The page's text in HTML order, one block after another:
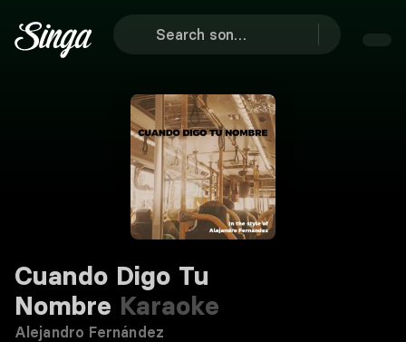
Cuando Digo Tu
Nombre Karaoke
Alejandro Fernández